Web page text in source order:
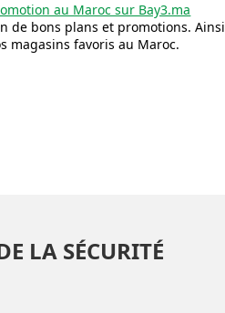
au Maroc sur Bay3.ma
de bons plans et promotions. Ainsi
magasins favoris au Maroc.
LA SÉCURITÉ